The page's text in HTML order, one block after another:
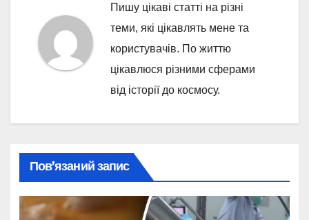
Пишу цікаві статті на різні
теми, які цікавлять мене та
користувачів. По життю
цікавлюся різними сферами
від історії до космосу.
Пов’язаний запис